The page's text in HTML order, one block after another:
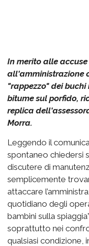
In merito alle
all'amministrazione
"rappezzo" dei
bitume sul porfido,
replica
Morra.
Leggendo il
spontaneo chiedersi
discutere di
semplicemente
attaccare
quotidiano degli
bambini sulla
soprattutto nei
qualsiasi condizione,